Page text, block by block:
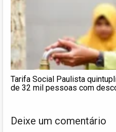
Tarifa Social Paulista
de 32 mil pessoas com
Deixe um comentário